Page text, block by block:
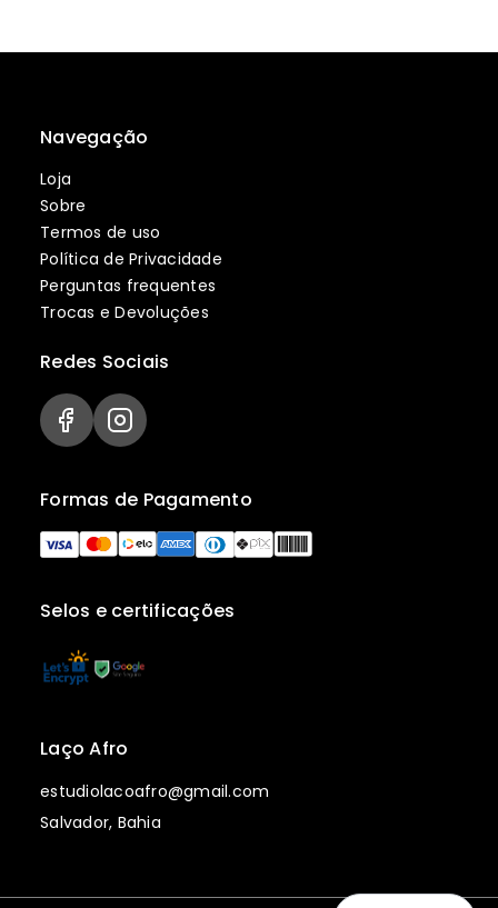
Navegação
Loja
Sobre
Termos de uso
Política de Privacidade
Perguntas frequentes
Trocas e Devoluções
Selos e certificações
Formas de Pagamento
Redes Sociais
Laço Afro
estudiolacoafro@gmail.com
Salvador, Bahia